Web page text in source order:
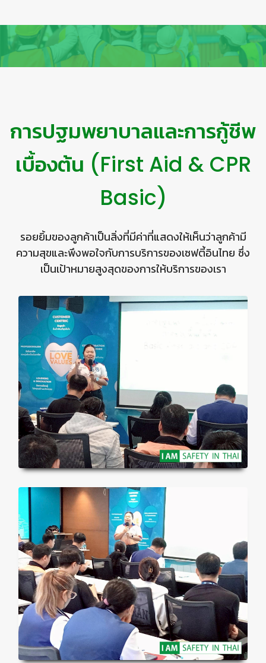
การปฐมพยาบาลและการกู้ชีพ
เบื้องต้น (First Aid & CPR
Basic)
รอยยิ้มของลูกค้าเป็นสิ่งที่มีค่าที่แสดงให้เห็นว่าลูกค้ามี
ความสุขและพึงพอใจกับการบริการของเซฟตี้อินไทย ซึ่ง
เป็นเป้าหมายสูงสุดของการให้บริการของเรา